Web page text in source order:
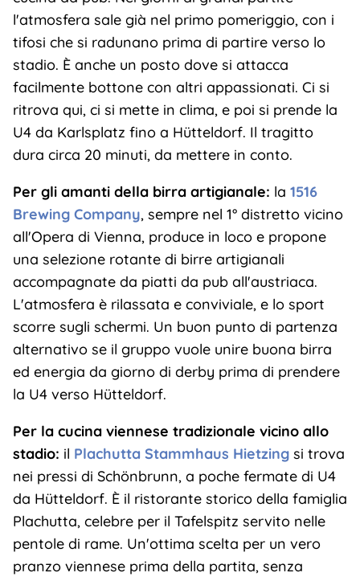
l'atmosfera sale già nel primo pomeriggio, con i
tifosi che si radunano prima di partire verso lo
stadio. È anche un posto dove si attacca
facilmente bottone con altri appassionati. Ci si
ritrova qui, ci si mette in clima, e poi si prende la
U4 da Karlsplatz fino a Hütteldorf. Il tragitto
dura circa 20 minuti, da mettere in conto.
Per gli amanti della birra artigianale: la 1516
Brewing Company, sempre nel 1° distretto vicino
all'Opera di Vienna, produce in loco e propone
una selezione rotante di birre artigianali
accompagnate da piatti da pub all'austriaca.
L'atmosfera è rilassata e conviviale, e lo sport
scorre sugli schermi. Un buon punto di partenza
alternativo se il gruppo vuole unire buona birra
ed energia da giorno di derby prima di prendere
la U4 verso Hütteldorf.
Per la cucina viennese tradizionale vicino allo
stadio: il Plachutta Stammhaus Hietzingsi trova
nei pressi di Schönbrunn, a poche fermate di U4
da Hütteldorf. È il ristorante storico della famiglia
Plachutta, celebre per il Tafelspitz servito nelle
pentole di rame. Un'ottima scelta per un vero
pranzo viennese prima della partita, senza